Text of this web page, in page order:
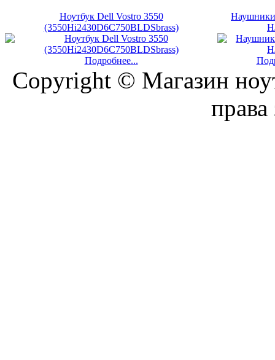
Ноутбук Dell Vostro 3550
(3550Hi2430D6C750BLDSbrass)
Подробнее...
Наушники
Copyright © Магазин